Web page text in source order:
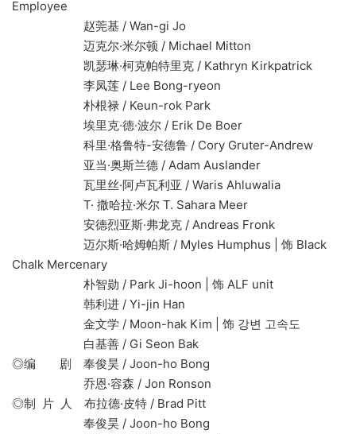
Employee
赵莞基 / Wan-gi Jo
迈克尔·米尔顿 / Michael Mitton
凯瑟琳·柯克帕特里克 / Kathryn Kirkpatrick
李凤莲 / Lee Bong-ryeon
朴根禄 / Keun-rok Park
埃里克·德·波尔 / Erik De Boer
科里·格鲁特-安德鲁 / Cory Gruter-Andrew
亚当·奥斯兰德 / Adam Auslander
瓦里丝·阿卢瓦利亚 / Waris Ahluwalia
T· 撒哈拉·米尔 T. Sahara Meer
安德烈亚斯·弗龙克 / Andreas Fronk
迈尔斯·哈姆帕斯 / Myles Humphus | 饰 Black
Chalk Mercenary
朴智勋 / Park Ji-hoon | 饰 ALF unit
韩利进 / Yi-jin Han
金文学 / Moon-hak Kim | 饰 강변 고속도
白基善 / Gi Seon Bak
◎编 剧 奉俊昊 / Joon-ho Bong
乔恩·容森 / Jon Ronson
◎制 片 人 布拉德·皮特 / Brad Pitt
奉俊昊 / Joon-ho Bong